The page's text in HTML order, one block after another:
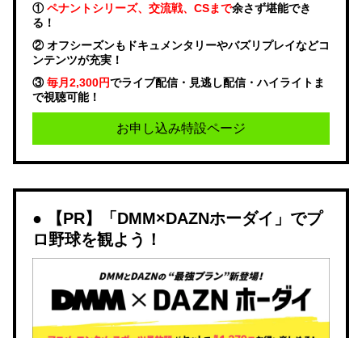
①ペナントシリーズ、交流戦、CSまで余さず堪能でき
る！
② オフシーズンもドキュメンタリーやバズリプレイなどコ
ンテンツが充実！
③毎月2,300円でライブ配信・見逃し配信・ハイライトま
で視聴可能！
お申し込み特設ページ
【PR】「DMM×DAZNホーダイ」でプ
ロ野球を観よう！